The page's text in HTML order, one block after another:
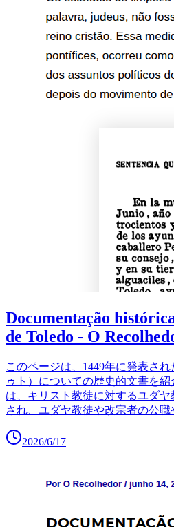
Documentação
de Toledo - O
このページは、1449年に発表さ
ゥト）についての歴史的文書を
は、キリスト教徒に対するユダ
され、ユダヤ教徒や改宗者の公職
2026/6/17